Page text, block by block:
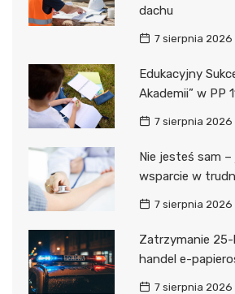
dachu
7 sierpnia 2026
Edukacyjny
Akademii” w PP
7 sierpnia 2026
Nie jesteś sam –
wsparcie w
7 sierpnia 2026
Zatrzymanie
handel e-
7 sierpnia 2026